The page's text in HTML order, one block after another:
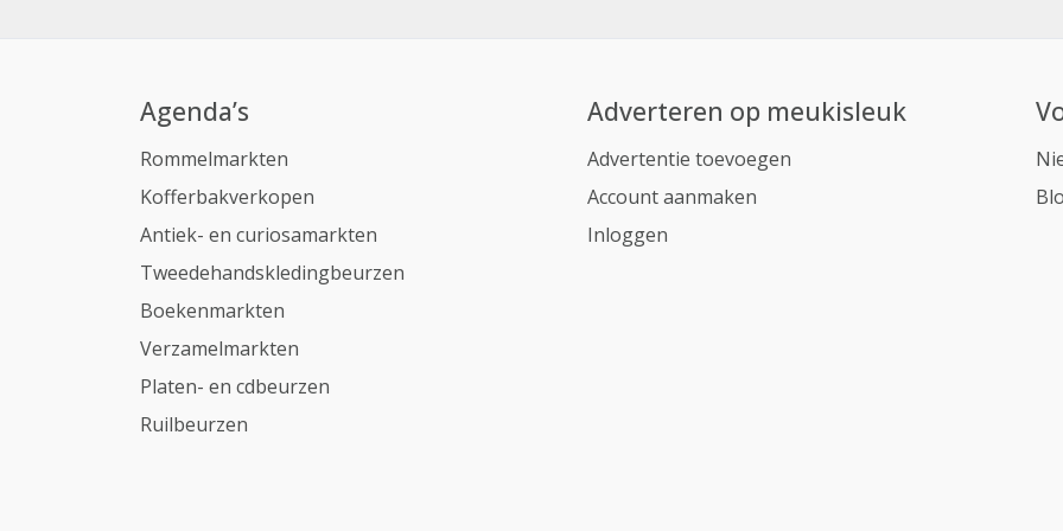
Agenda’s
Rommelmarkten
Kofferbakverkopen
Antiek- en curiosamarkten
Tweedehandskledingbeurzen
Boekenmarkten
Verzamelmarkten
Platen- en cdbeurzen
Ruilbeurzen
Adverteren op meukisleuk
Advertentie toevoegen
Account aanmaken
Inloggen